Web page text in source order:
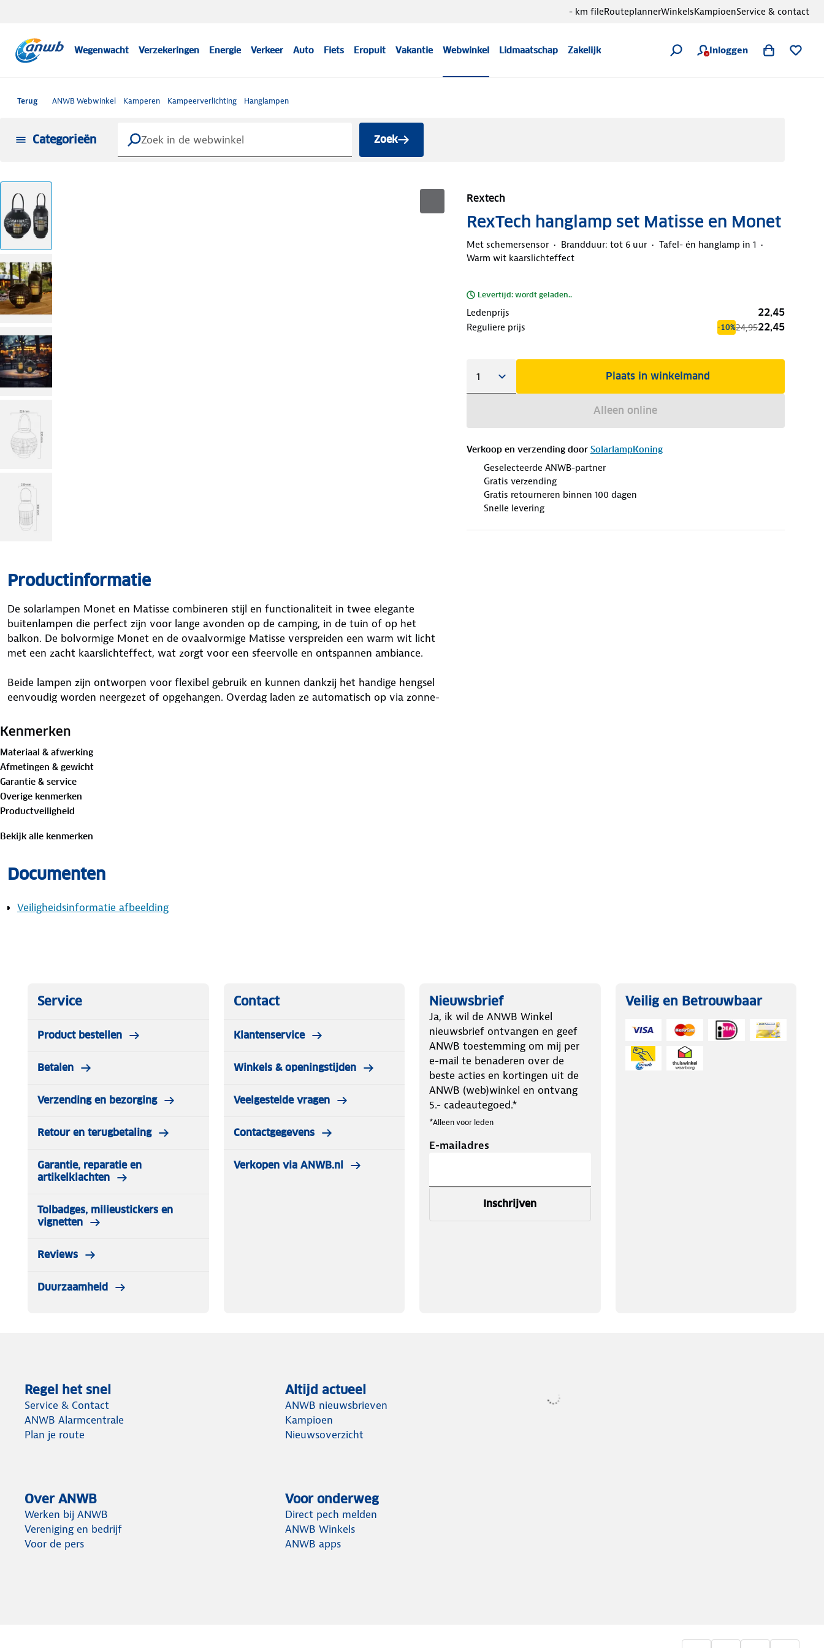
Wegenwacht Verzekeringen Energie Verkeer Auto Fiets Eropuit Vakantie Webwinkel Lidmaatschap Zakelijk Inloggen
- km fileRouteplannerWinkelsKampioenService & contact
Terug ANWB Webwinkel Kamperen Kampeerverlichting Hanglampen
Categorieën Zoek
Rextech
RexTech hanglamp set Matisse en Monet
Met schemersensor Brandduur: tot 6 uur
Tafel- én hanglamp in 1
Warm wit kaarslichteffect
Levertijd: wordt geladen..
Ledenprijs 22,45
Reguliere prijs -10%24,9522,45
Plaats in winkelmand
Alleen online
Verkoop en verzending door SolarlampKoning
Geselecteerde ANWB-partner
Gratis verzending
Gratis retourneren binnen 100 dagen
Snelle levering
Productinformatie
De solarlampen Monet en Matisse combineren stijl en functionaliteit in twee elegante
buitenlampen die perfect zijn voor lange avonden op de camping, in de tuin of op het
balkon. De bolvormige Monet en de ovaalvormige Matisse verspreiden een warm wit licht
met een zacht kaarslichteffect, wat zorgt voor een sfeervolle en ontspannen ambiance.
Beide lampen zijn ontworpen voor flexibel gebruik en kunnen dankzij het handige hengsel
eenvoudig worden neergezet of opgehangen. Overdag laden ze automatisch op via zonne-
ontbreken van kabels zijn ze ideaal voor elke buitenruimte, ook waar geen
De matte afwerking van de weerbestendige kunststof behuizing zorgt voor een diffuse
lichtverspreiding die niet verblindt, maar juist bijdraagt aan een warme sfeer. Of het nu gaat
om het verlichten van een knusse zithoek of het creëren van een gezellige ontmoetingsplek
in de buitenlucht, deze set biedt een praktische én sfeervolle oplossing.
Kenmerken
Materiaal & afwerking
Afmetingen & gewicht
Garantie & service
Overige kenmerken
Productveiligheid
Bekijk alle kenmerken
Documenten
Veiligheidsinformatie afbeelding
Service
Product bestellen
Betalen
Verzending en bezorging
Retour en terugbetaling
Garantie, reparatie en
artikelklachten
Tolbadges, milieustickers en
vignetten
Reviews
Duurzaamheid
Contact
Klantenservice
Winkels & openingstijden
Veelgestelde vragen
Contactgegevens
Verkopen via ANWB.nl
Nieuwsbrief
Ja, ik wil de ANWB Winkel
nieuwsbrief ontvangen en geef
ANWB toestemming om mij per
e-mail te benaderen over de
beste acties en kortingen uit de
ANWB (web)winkel en ontvang
5.- cadeautegoed.*
*Alleen voor leden
E-mailadres
Inschrijven
Veilig en Betrouwbaar
Regel het snel
Service & Contact
ANWB Alarmcentrale
Plan je route
Altijd actueel
ANWB nieuwsbrieven
Kampioen
Nieuwsoverzicht
Over ANWB
Werken bij ANWB
Vereniging en bedrijf
Voor de pers
Voor onderweg
Direct pech melden
ANWB Winkels
ANWB apps